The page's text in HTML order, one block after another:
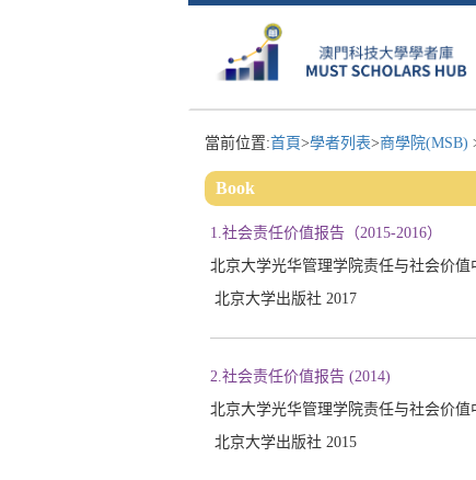
當前位置:首頁>學者列表>商學院(MSB)
Book
1.社会责任价值报告（2015-2016）
北京大学光华管理学院责任与社会价
北京大学出版社 2017
2.社会责任价值报告 (2014)
北京大学光华管理学院责任与社会价
北京大学出版社 2015